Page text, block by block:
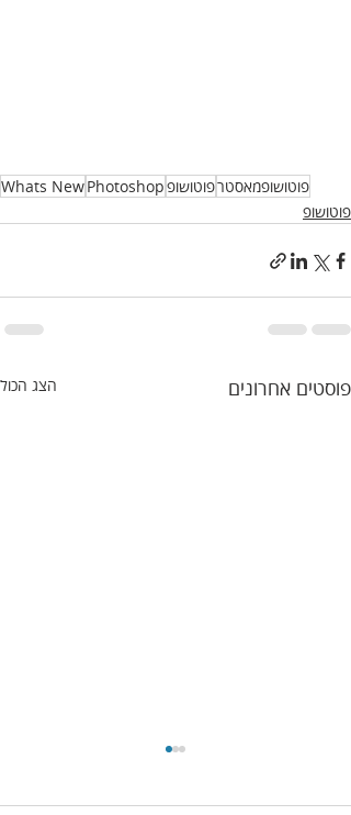
פוטושופמאסטרפוטושופPhotoshop
Whats New
פוטושופ
פוסטים אחרונים הצג הכול